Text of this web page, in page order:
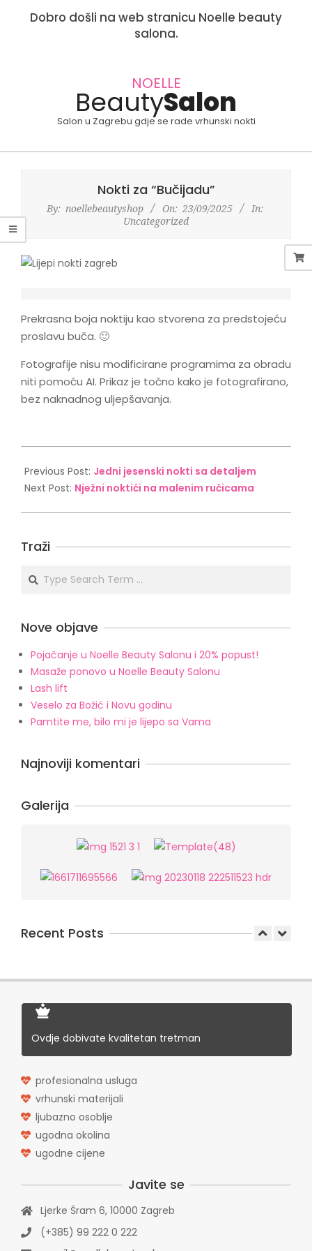
Dobro došli na web stranicu Noelle beauty
salona.
NOELLE
BeautySalon
Salon u Zagrebu gdje se rade vrhunski nokti
Nokti za “Bučijadu”
By: noellebeautyshop On: 23/09/2025
In:
Uncategorized
Prekrasna boja noktiju kao stvorena za predstojeću
proslavu buča. 🙂
Fotografije nisu modificirane programima za obradu
niti pomoću AI. Prikaz je točno kako je fotografirano,
bez naknadnog uljepšavanja.
09-
23
Previous Post: Jedni jesenski nokti sa detaljem
Next Post: Nježni noktići na malenim ručicama
Traži
Search
Nove objave
Pojačanje u Noelle Beauty Salonu i 20% popust!
Masaže ponovo u Noelle Beauty Salonu
Lash lift
Veselo za Božić i Novu godinu
Pamtite me, bilo mi je lijepo sa Vama
Najnoviji komentari
Galerija
Recent Posts
20% popust!
Masaže ponovo u Noelle Beauty
Lash lift
In:
In: Uncategorized
Pamtite me, bilo mi je lijepo sa Vama
Ovdje dobivate kvalitetan tretman
profesionalna usluga
vrhunski materijali
ljubazno osoblje
ugodna okolina
ugodne cijene
Javite se
Ljerke Šram 6, 10000 Zagreb
(+385) 99 222 0 222